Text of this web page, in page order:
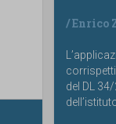
/Enrico
del DL